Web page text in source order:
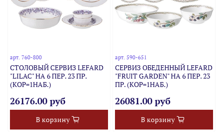
арт.760-800
СТОЛОВЫЙ СЕРВИЗ LEFARD
"LILAC" НА 6 ПЕР. 23 ПР.
(КОР=1НАБ.)
26176.00 руб
В корзину
арт. 590-651
СЕРВИЗ ОБЕДЕННЫЙ LEFARD
"FRUIT GARDEN" НА 6 ПЕР. 23
ПР. (КОР=1НАБ.)
26081.00 руб
В корзину